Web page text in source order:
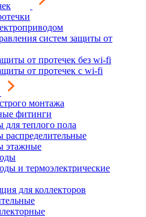
систем защиты от
от протечек без wi-fi
от протечек с wi-fi
монтажа
фитинги
для теплого пола
распределительные
этажные
и термоэлектрические
для коллекторов